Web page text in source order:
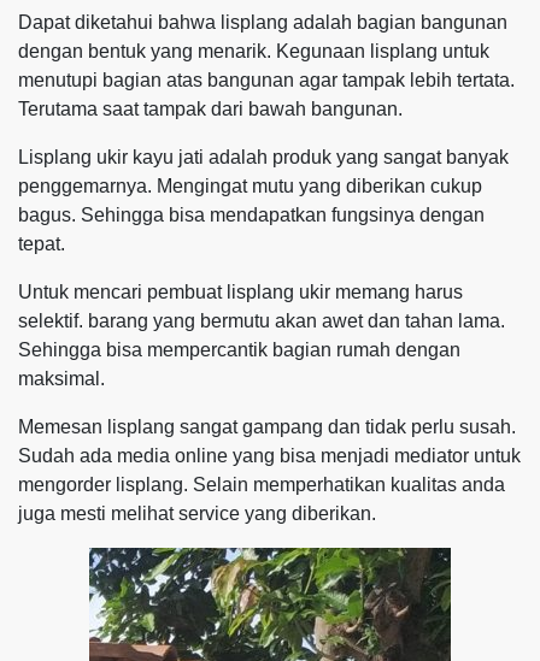
Dapat diketahui bahwa lisplang adalah bagian bangunan
dengan bentuk yang menarik. Kegunaan lisplang untuk
menutupi bagian atas bangunan agar tampak lebih tertata.
Terutama saat tampak dari bawah bangunan.
Lisplang ukir kayu jati adalah produk yang sangat banyak
penggemarnya. Mengingat mutu yang diberikan cukup
bagus. Sehingga bisa mendapatkan fungsinya dengan
tepat.
Untuk mencari pembuat lisplang ukir memang harus
selektif. barang yang bermutu akan awet dan tahan lama.
Sehingga bisa mempercantik bagian rumah dengan
maksimal.
Memesan lisplang sangat gampang dan tidak perlu susah.
Sudah ada media online yang bisa menjadi mediator untuk
mengorder lisplang. Selain memperhatikan kualitas anda
juga mesti melihat service yang diberikan.